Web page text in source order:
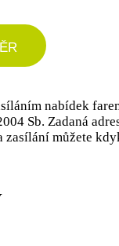
nabídek
Sb. Zadaná
zasílání můžete